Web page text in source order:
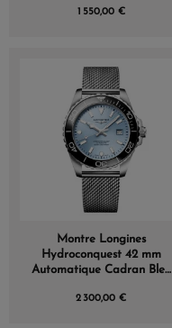
1 550,00 €
Montre Longines
Hydroconquest 42 mm
Automatique Cadran Bleu
Acier Maille Milanaise
2 300,00 €